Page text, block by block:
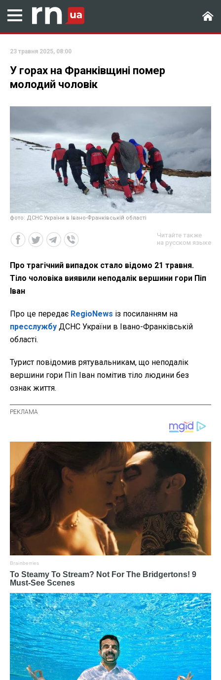
23 травня 2025, 08:00
У горах на Франківщині помер
молодий чоловік
фото: ДСНС України в Івано-Франківській області
Читайте также
на русском языке
Про трагічний випадок стало відомо 21 травня.
Тіло чоловіка виявили неподалік вершини гори Піп
Іван
Про це передає RegioNews із посиланням на
пресслужбу ДСНС України в Івано-Франківській
області.
Турист повідомив рятувальникам, що неподалік
вершини гори Піп Іван помітив тіло людини без
ознак життя.